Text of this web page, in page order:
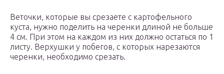
Веточки, которые вы срезаете с картофельного
куста, нужно поделить на черенки длиной не больше
4 см. При этом на каждом из них должно остаться по 1
листу. Верхушки у побегов, с которых нарезаются
черенки, необходимо срезать.